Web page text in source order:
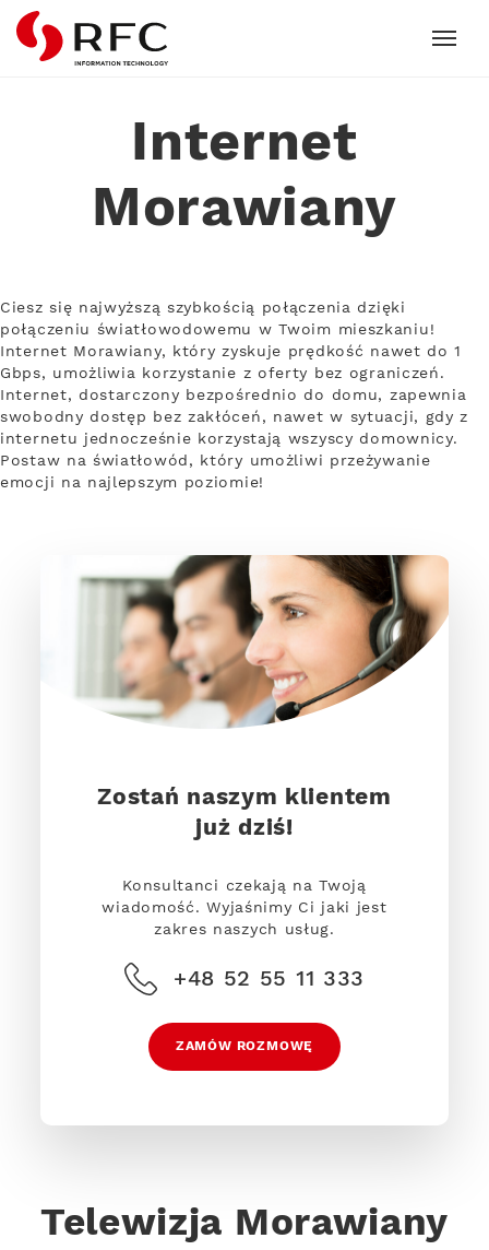
RFC
Internet
Morawiany
Ciesz się najwyższą szybkością połączenia dzięki
połączeniu światłowodowemu w Twoim mieszkaniu!
Internet Morawiany, który zyskuje prędkość nawet do 1
Gbps, umożliwia korzystanie z oferty bez ograniczeń.
Internet, dostarczony bezpośrednio do domu, zapewnia
swobodny dostęp bez zakłóceń, nawet w sytuacji, gdy z
internetu jednocześnie korzystają wszyscy domownicy.
Postaw na światłowód, który umożliwi przeżywanie
emocji na najlepszym poziomie!
Zostań naszym klientem
już dziś!
Konsultanci czekają na Twoją
wiadomość. Wyjaśnimy Ci jaki jest
zakres naszych usług.
+48 52 55 11 333
ZAMÓW ROZMOWĘ
Telewizja Morawiany